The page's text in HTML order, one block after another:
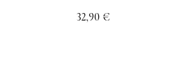
32,90 €